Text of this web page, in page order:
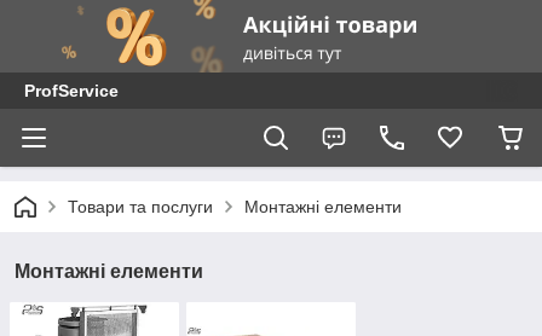
ProfService
Товари та послуги Монтажні елементи
Монтажні елементи